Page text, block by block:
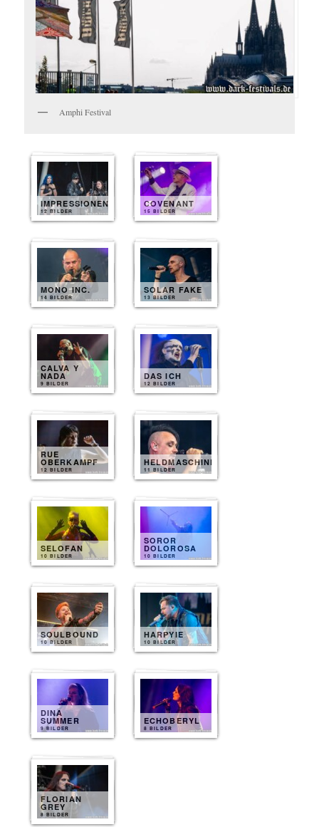
Amphi Festival
IMPRESSIONEN
12 BILDER
COVENANT
15 BILDER
MONO INC.
14 BILDER
SOLAR FAKE
13 BILDER
CALVA Y
NADA
9 BILDER
DAS ICH
12 BILDER
RUE
OBERKAMPF
12 BILDER
HELDMASCHINE
11 BILDER
SELOFAN
10 BILDER
SOROR
DOLOROSA
10 BILDER
SOULBOUND
10 BILDER
HARPYIE
10 BILDER
DINA
SUMMER
9 BILDER
ECHOBERYL
8 BILDER
FLORIAN
GREY
8 BILDER